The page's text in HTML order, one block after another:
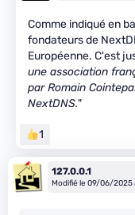
Comme indiqué en
fondateurs de
Européenne. C'est
une association
par Romain
NextDNS."
1
127.0.0.1
Modifié le 09/06/2025